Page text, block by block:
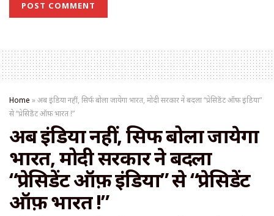
Home »अब इंडिया नहीं, सिर्फ बोला जायेगा भारत, मोदी सरकार ने बदला “प्रेसिडेंट ऑफ़ इंडिया”
से “प्रेसिडेंट ऑफ़ भारत !”
अब इंडिया नहीं, सिर्फ बोला जायेगा
भारत, मोदी सरकार ने बदला
“प्रेसिडेंट ऑफ़ इंडिया” से “प्रेसिडेंट
ऑफ़ भारत !”